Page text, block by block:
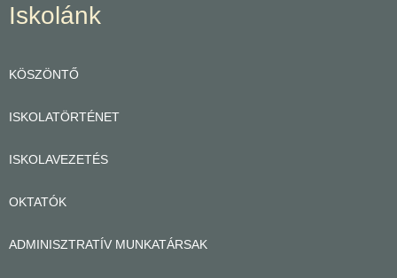
Iskolánk
KÖSZÖNTŐ
ISKOLATÖRTÉNET
ISKOLAVEZETÉS
OKTATÓK
ADMINISZTRATÍV MUNKATÁRSAK